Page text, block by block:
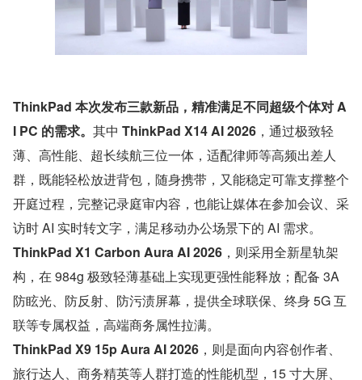
ThinkPad 本次发布三款新品，精准满足不同超级个体对 A
I PC 的需求。 其中 ThinkPad X14 AI 2026 ，通过极致轻
薄、高性能、超长续航三位一体，适配律师等高频出差人
群，既能轻松放进背包，随身携带，又能稳定可靠支撑整个
开庭过程，完整记录庭审内容，也能让媒体在参加会议、采
访时 AI 实时转文字，满足移动办公场景下的 AI 需求。
ThinkPad X1 Carbon Aura AI 2026 ，则采用全新星轨架
构，在 984g 极致轻薄基础上实现更强性能释放；配备 3A
防眩光、防反射、防污渍屏幕，提供全球联保、终身 5G 互
联等专属权益，高端商务属性拉满。
ThinkPad X9 15p Aura AI 2026 ，则是面向内容创作者、
旅行达人、商务精英等人群打造的性能机型，15 寸大屏、